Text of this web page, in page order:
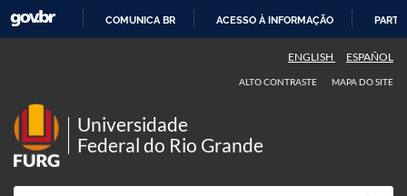
COMUNICA BR ACESSO À INFORMAÇÃO
ENGLISH ESPAÑOL
ALTO CONTRASTE MAPA DO SITE
Universidade
Federal do Rio Grande